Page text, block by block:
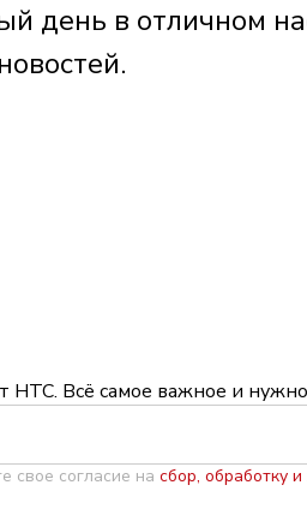
день в отличном
НТС. Всё самое важное и
свое согласие на сбор, обработку